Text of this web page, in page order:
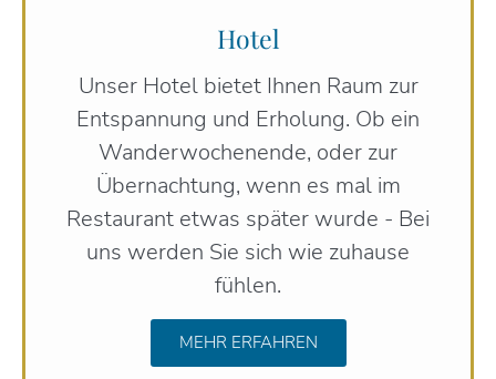
Hotel
Unser Hotel bietet Ihnen Raum zur
Entspannung und Erholung. Ob ein
Wanderwochenende, oder zur
Übernachtung, wenn es mal im
Restaurant etwas später wurde - Bei
uns werden Sie sich wie zuhause
fühlen.
MEHR ERFAHREN